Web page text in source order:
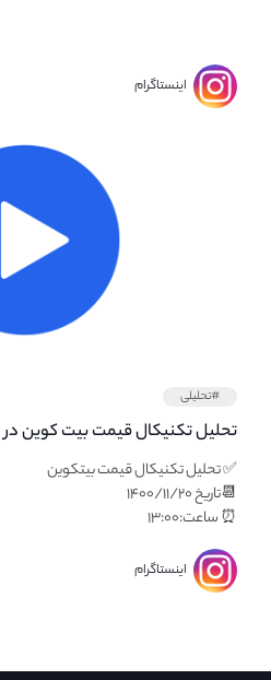
اینستاگرام
#تحلیلی
تحلیل تکنیکال قیمت بیت کوین در ۲۰ بهمن ماه
✅ تحليل تكنيكال قيمت بيتكوين
📆تاريخ ۱۴۰۰/۱۱/۲۰
⏰ ساعت:١۳:۰۰
اینستاگرام